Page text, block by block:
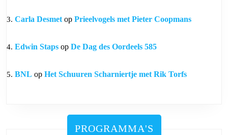
Carla Desmet op Prieelvogels met Pieter Coopmans
Edwin Staps op De Dag des Oordeels 585
BNL op Het Schuuren Scharniertje met Rik Torfs
PROGRAMMA'S